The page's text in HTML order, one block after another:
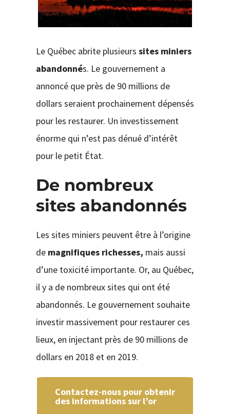
Le Québec abrite plusieurs sites miniers
abandonnés. Le gouvernement a
annoncé que près de 90 millions de
dollars seraient prochainement dépensés
pour les restaurer. Un investissement
énorme qui n’est pas dénué d’intérêt
pour le petit État.
De nombreux
sites abandonnés
Les sites miniers peuvent être à l’origine
demagnifiques richesses, mais aussi
d’une toxicité importante. Or, au Québec,
il y a de nombreux sites qui ont été
abandonnés. Le gouvernement souhaite
investir massivement pour restaurer ces
lieux, en injectant près de 90 millions de
dollars en 2018 et en 2019.
Contactez-nous pour obtenir
des informations sur l’or